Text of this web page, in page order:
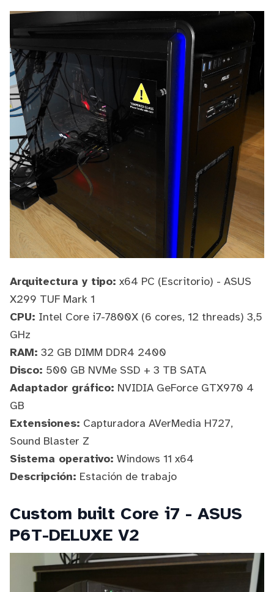
Arquitectura y tipo: x64 PC (Escritorio) - ASUS
X299 TUF Mark 1
CPU: Intel Core i7-7800X (6 cores, 12 threads) 3,5
GHz
RAM: 32 GB DIMM DDR4 2400
Disco: 500 GB NVMe SSD + 3 TB SATA
Adaptador gráfico: NVIDIA GeForce GTX970 4
GB
Extensiones: Capturadora AVerMedia H727,
Sound Blaster Z
Sistema operativo: Windows 11 x64
Descripción: Estación de trabajo
Custom built Core i7 - ASUS
P6T-DELUXE V2